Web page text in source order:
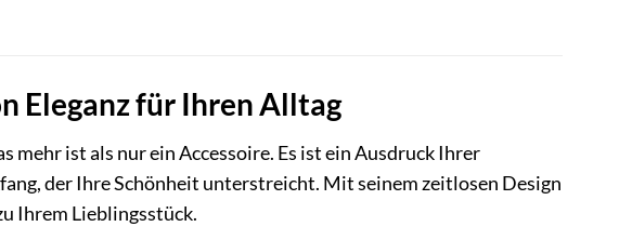
Eleganz für Ihren Alltag
mehr ist als nur ein Accessoire. Es ist ein Ausdruck Ihrer
der Ihre Schönheit unterstreicht. Mit seinem zeitlosen Design
Ihrem Lieblingsstück.